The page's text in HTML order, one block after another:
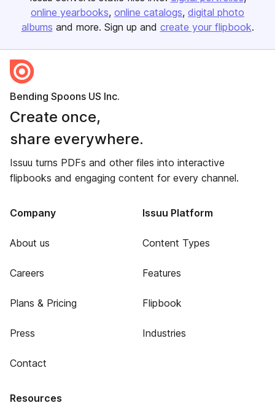
online yearbooks online catalogs digital photo
albums and more. Sign up and create your flipbook.
Bending Spoons US Inc.
Create once,
share everywhere.
Issuu turns PDFs and other files into interactive
flipbooks and engaging content for every channel.
Company
About us
Careers
Plans & Pricing
Press
Contact
Issuu Platform
Content Types
Features
Flipbook
Industries
Resources